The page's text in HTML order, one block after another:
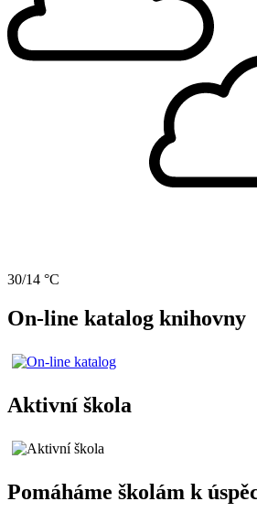
30/14 °C
On-line katalog knihovny
Aktivní škola
Pomáháme školám k